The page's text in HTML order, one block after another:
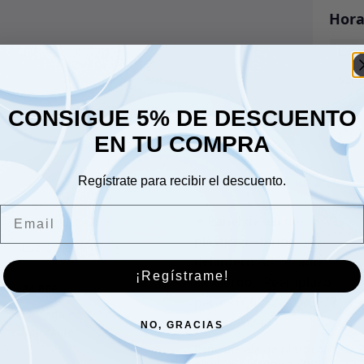
Luz Qtr Lh
84.00€
Panel de ala de plástico
CONSIGUE 5% DE DESCUENTO
EN TU COMPRA
Regístrate para recibir el descuento.
¡Regístrame!
NO, GRACIAS